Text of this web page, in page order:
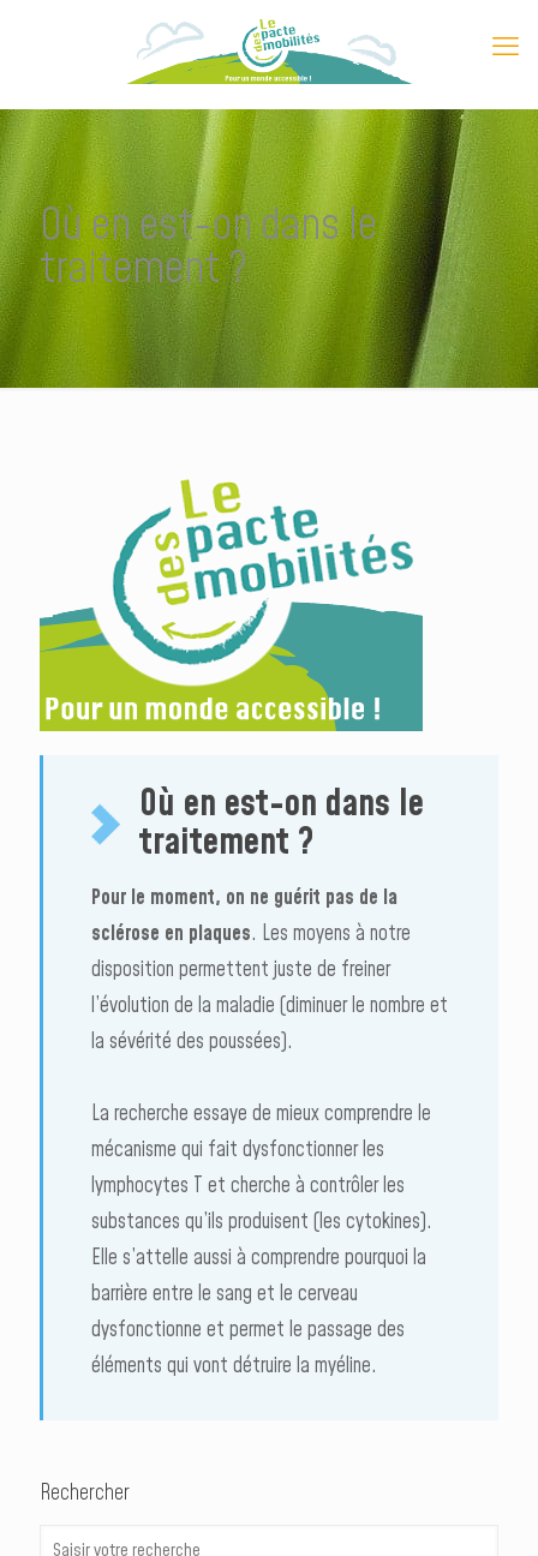
Où en est-on dans le
traitement ?
Où en est-on dans le
traitement ?
Pour le moment, on ne guérit pas de la
sclérose en plaques. Les moyens à notre
disposition permettent juste de freiner
l’évolution de la maladie (diminuer le nombre et
la sévérité des poussées).
La recherche essaye de mieux comprendre le
mécanisme qui fait dysfonctionner les
lymphocytes T et cherche à contrôler les
substances qu’ils produisent (les cytokines).
Elle s’attelle aussi à comprendre pourquoi la
barrière entre le sang et le cerveau
dysfonctionne et permet le passage des
éléments qui vont détruire la myéline.
Rechercher